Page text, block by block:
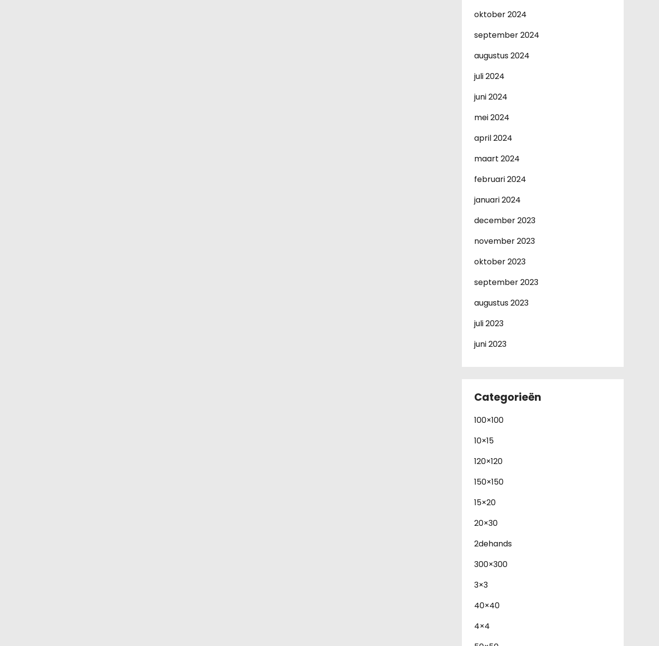
oktober 2024
september 2024
augustus 2024
juli 2024
juni 2024
mei 2024
april 2024
maart 2024
februari 2024
januari 2024
december 2023
november 2023
oktober 2023
september 2023
augustus 2023
juli 2023
juni 2023
Categorieën
100×100
10×15
120×120
150×150
15×20
20×30
2dehands
300×300
3×3
40×40
4×4